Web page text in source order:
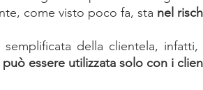
come visto poco fa, sta nel
semplificata della clientela,
può essere utilizzata solo con i